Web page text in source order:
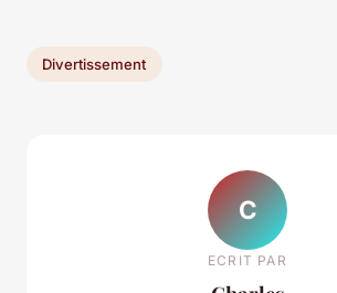
Divertissement
C
ECRIT PAR